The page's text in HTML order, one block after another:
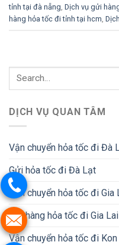
tỉnh tại đà nẵng Dịch vụ gửi
hàng hỏa tốc đi tỉnh tại hcm
DỊCH VỤ QUAN TÂM
Vận chuyển hỏa tốc đi Đà
Gửi hỏa tốc đi Đà Lạt
Vận chuyển hỏa tốc đi
Gửi hàng hỏa tốc đi Gia Lai
Vận chuyển hỏa tốc đi